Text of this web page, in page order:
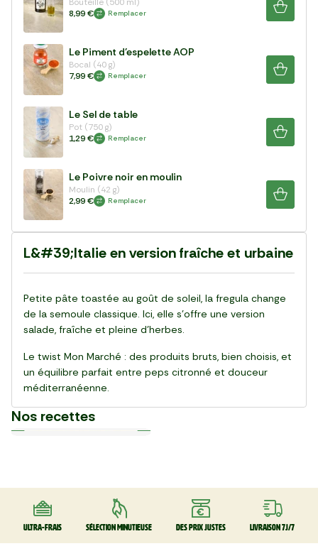
8,99 €
Remplacer
Le Piment d'espelette AOP
Bocal (40 g)
7,99 €
Remplacer
Le Sel de table
Pot (750 g)
1,29 €
Remplacer
Le Poivre noir en moulin
Moulin (42 g)
2,99 €
Remplacer
L&#39;Italie en version fraîche et urbaine
Petite pâte toastée au goût de soleil, la fregula change
de la semoule classique. Ici, elle s’offre une version
salade, fraîche et pleine d’herbes.
Le twist Mon Marché : des produits bruts, bien choisis, et
un équilibre parfait entre peps citronné et douceur
méditerranéenne.
Nos recettes
La Salade de gnocchi,
mozzarella et serrano
La Pinsa Burrata Pesto
Le Carpaccio de Boeuf
La Kafta sauce tahini 🇯🇴
La Salade de chou rouge
thaï au poulet
Le Club sandwich
Le Taboulé végétal
La Salade de haricots verts
La Tarte Fraîche au Thon
Le Poke bowl au saumon et
légumes croquants 🇺🇸
Ultra-frais Sélection minutieuse Des prix justes Livraison 7J/7